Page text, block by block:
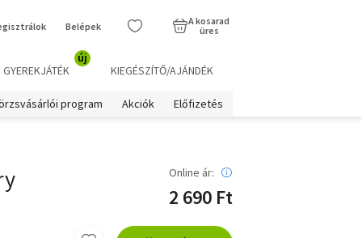
Belépek
A kosarad
üres
GYEREKJÁTÉK
új
KIEGÉSZÍTŐ/AJÁNDÉK
program Akciók Előfizetés
Online ár:
2 690 Ft